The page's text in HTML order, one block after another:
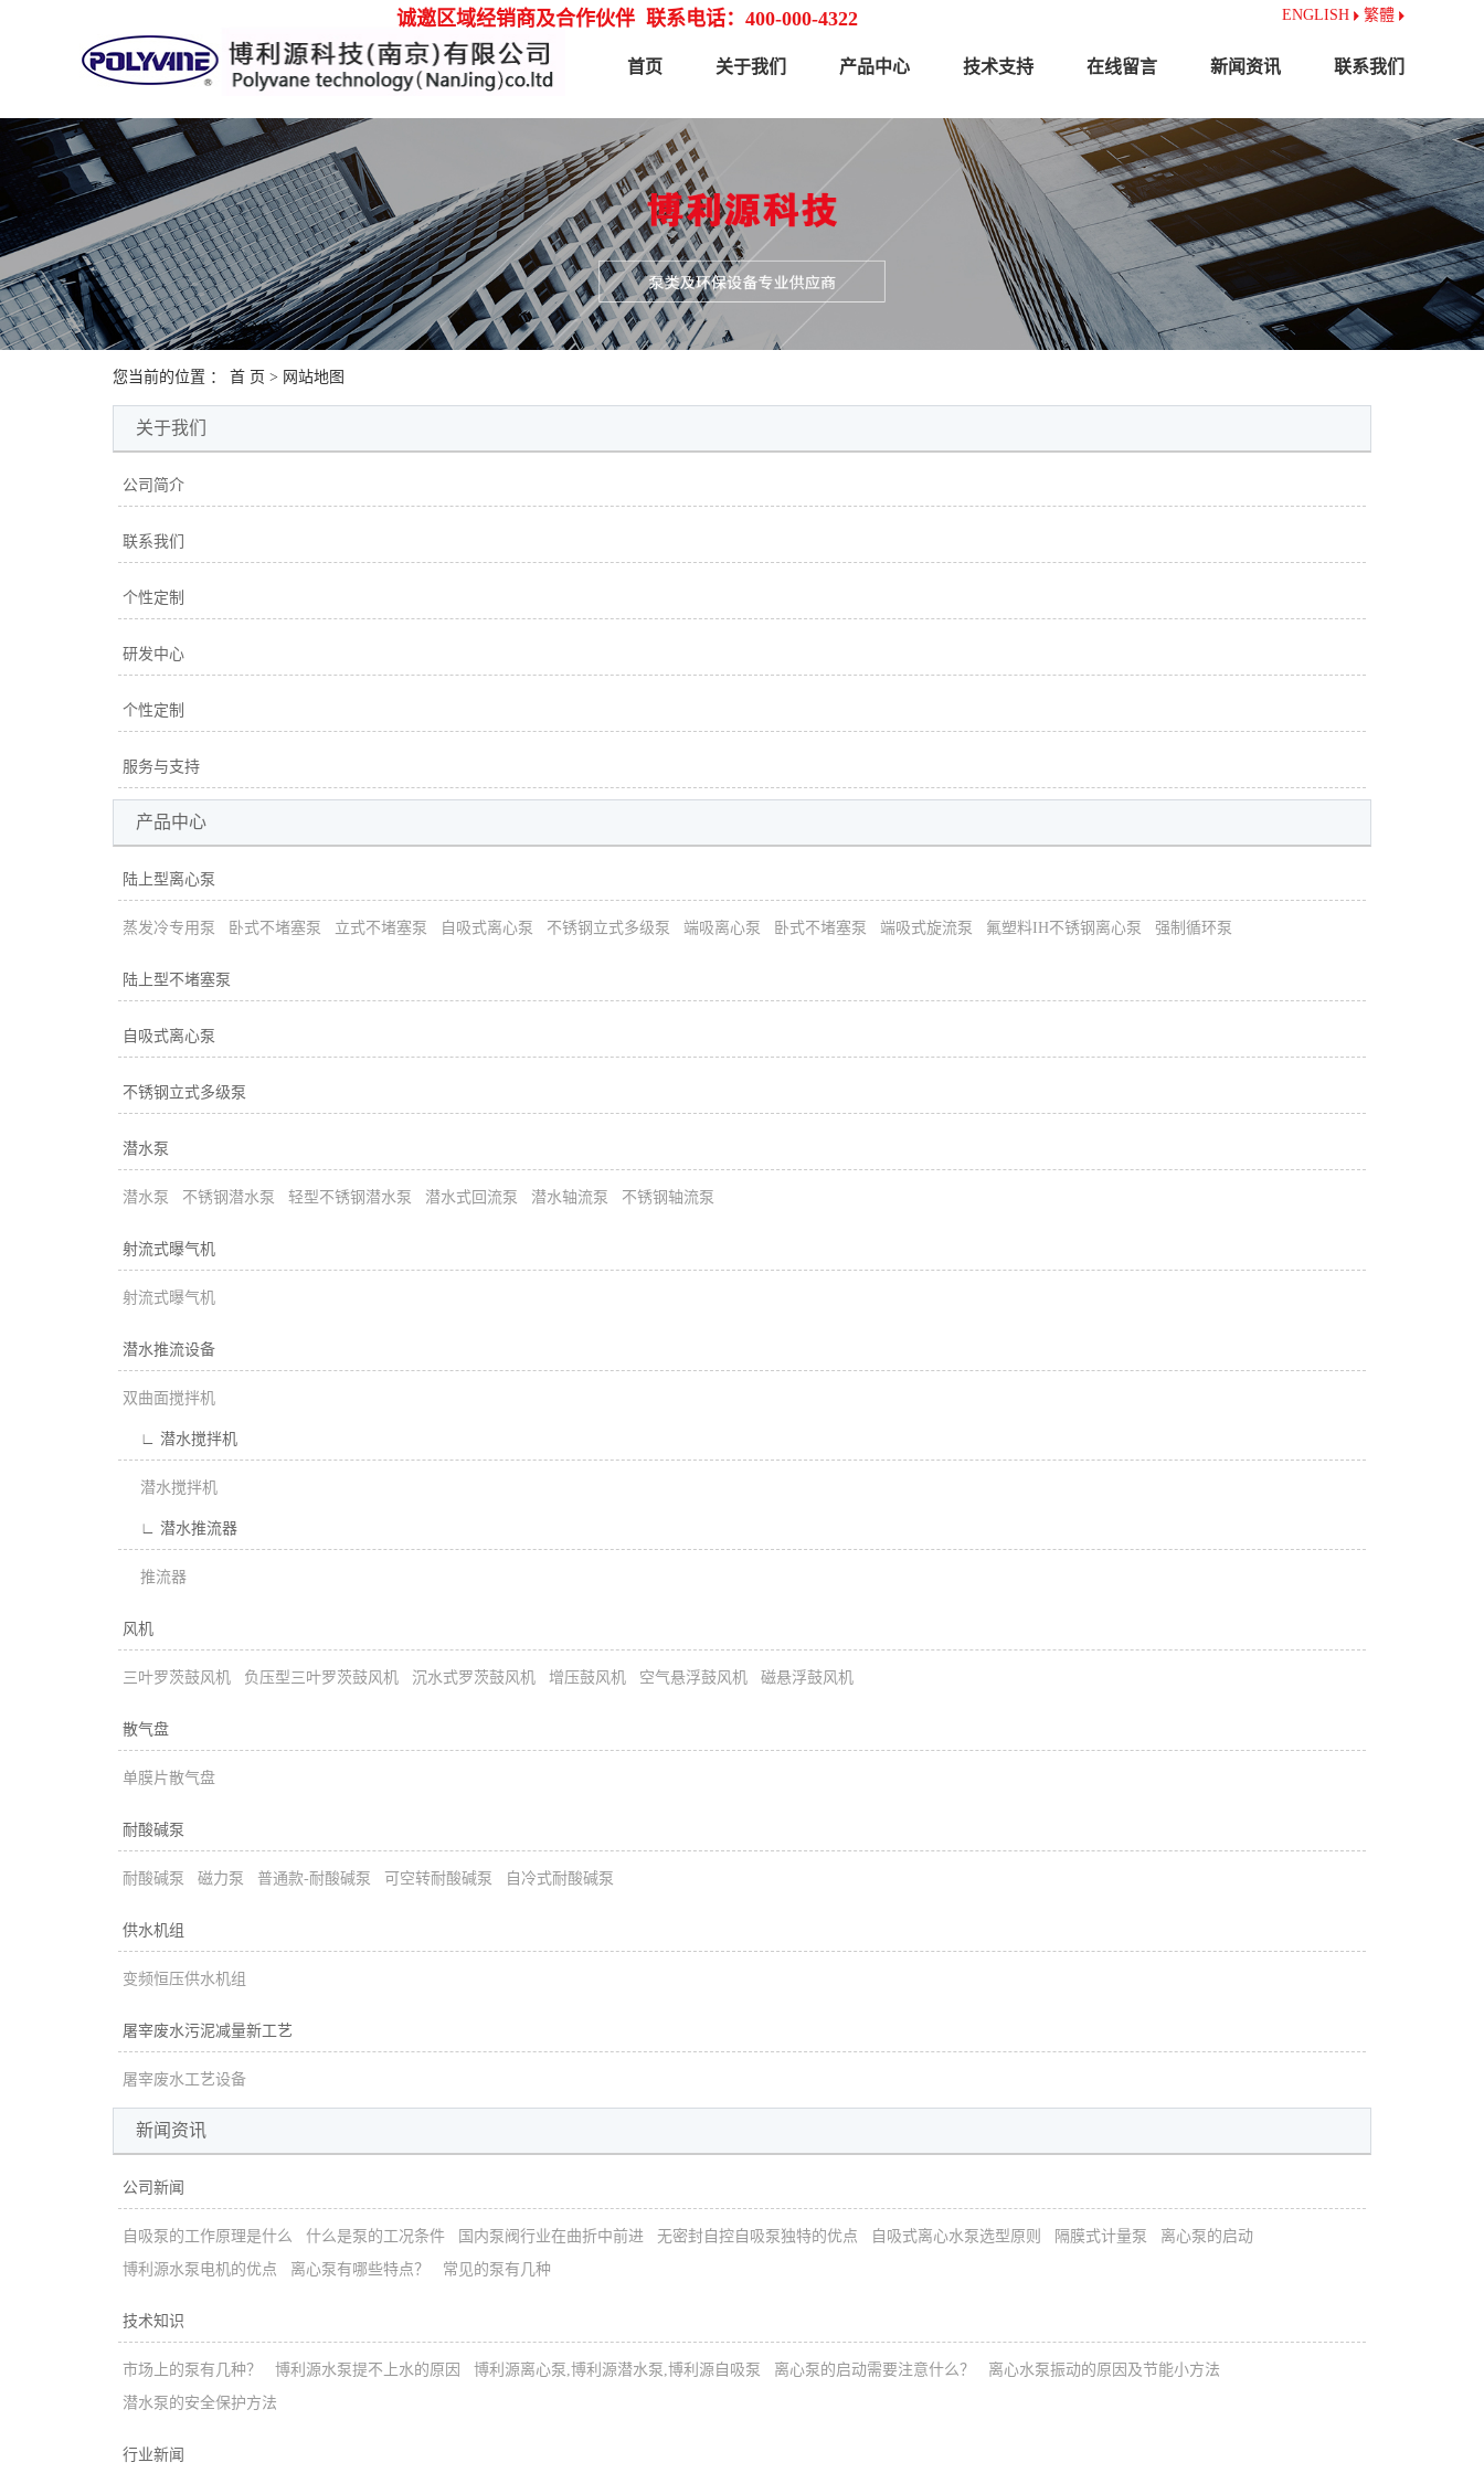
ENGLISH 繁體
首页 关于我们 产品中心 技术支持 在线留言 新闻资讯 联系我们
诚邀区域经销商及合作伙伴 联系电话：400-000-4322
您当前的位置 ： 首 页 > 网站地图
关于我们
公司简介
联系我们
个性定制
研发中心
个性定制
服务与支持
产品中心
陆上型离心泵
蒸发冷专用泵 卧式不堵塞泵 立式不堵塞泵 自吸式离心泵 不锈钢立式多级泵 端吸离心泵 卧式不堵塞泵 端吸式旋流泵 氟塑料IH不锈钢离心泵 强制循环泵
陆上型不堵塞泵
自吸式离心泵
不锈钢立式多级泵
潜水泵
潜水泵 不锈钢潜水泵 轻型不锈钢潜水泵 潜水式回流泵 潜水轴流泵 不锈钢轴流泵
射流式曝气机
射流式曝气机
潜水推流设备
双曲面搅拌机
∟ 潜水搅拌机
潜水搅拌机
∟ 潜水推流器
推流器
风机
三叶罗茨鼓风机 负压型三叶罗茨鼓风机 沉水式罗茨鼓风机 增压鼓风机 空气悬浮鼓风机 磁悬浮鼓风机
散气盘
单膜片散气盘
耐酸碱泵
耐酸碱泵 磁力泵 普通款-耐酸碱泵 可空转耐酸碱泵 自冷式耐酸碱泵
供水机组
变频恒压供水机组
屠宰废水污泥减量新工艺
屠宰废水工艺设备
新闻资讯
公司新闻
自吸泵的工作原理是什么 什么是泵的工况条件 国内泵阀行业在曲折中前进 无密封自控自吸泵独特的优点 自吸式离心水泵选型原则 隔膜式计量泵
离心泵的启动
博利源水泵电机的优点
离心泵有哪些特点？ 常见的泵有几种
技术知识
市场上的泵有几种？ 博利源水泵提不上水的原因 博利源离心泵,博利源潜水泵,博利源自吸泵 离心泵的启动需要注意什么？
离心水泵振动的原因及节能小方法
潜水泵的安全保护方法
行业新闻